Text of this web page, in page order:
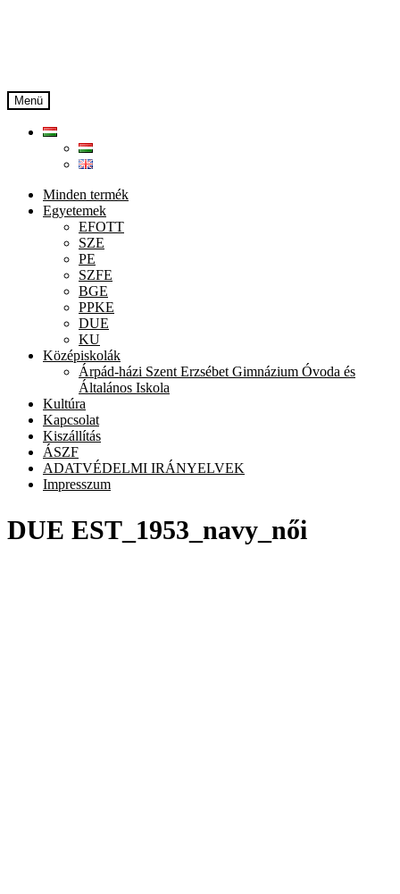
Menü
Minden termék
Egyetemek
EFOTT
SZE
PE
SZFE
BGE
PPKE
DUE
KU
Középiskolák
Árpád-házi Szent Erzsébet Gimnázium Óvoda és
Általános Iskola
Kultúra
Kapcsolat
Kiszállítás
ÁSZF
ADATVÉDELMI IRÁNYELVEK
Impresszum
DUE EST_1953_navy_női